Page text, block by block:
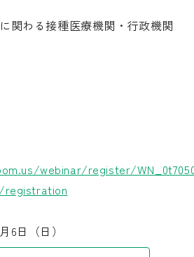
関わる接種医療機関・行政機関
webinar/register/
registration
6日（日）